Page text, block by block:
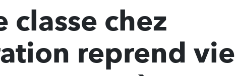
classe chez
reprend vie